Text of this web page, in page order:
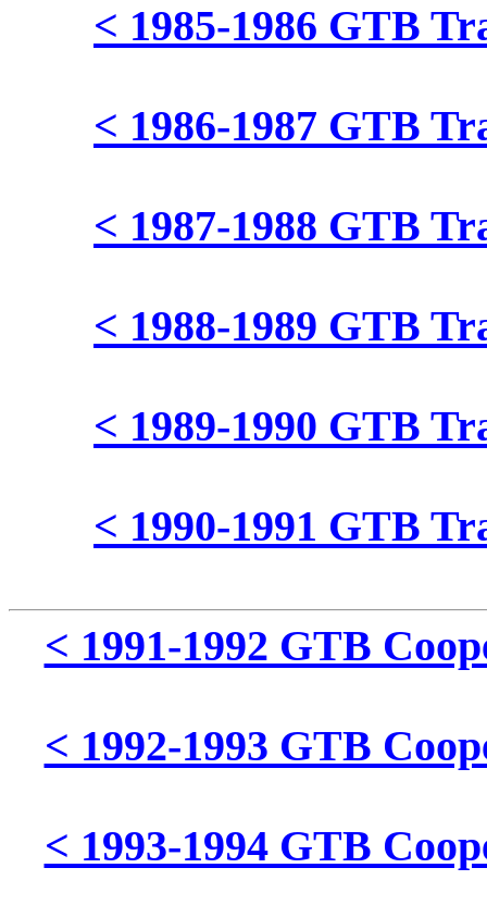
< 1985-1986 GTB
< 1986-1987 GTB
< 1987-1988 GTB
< 1988-1989 GTB
< 1989-1990 GTB
< 1990-1991 GTB
< 1991-1992 GTB
< 1992-1993 GTB
< 1993-1994 GTB